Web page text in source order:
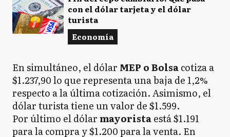
con el dólar tarjeta y el dólar
turista
Economía
En simultáneo, el dólar MEP o Bolsacotiza a
$1.237,90 lo que representa una baja de 1,2%
respecto a la última cotización. Asimismo, el
dólar turista tiene un valor de $1.599.
Por último el dólar mayoristaestá $1.191
para la compra y $1.200 para la venta. En